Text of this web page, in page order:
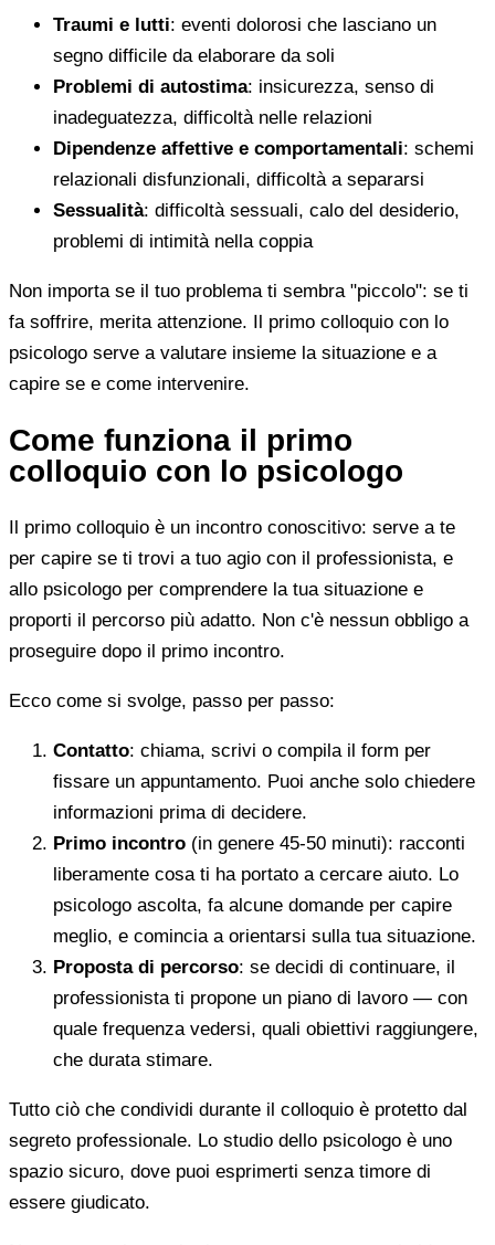
Traumi e lutti: eventi dolorosi che lasciano un
segno difficile da elaborare da soli
Problemi di autostima: insicurezza, senso di
inadeguatezza, difficoltà nelle relazioni
Dipendenze affettive e comportamentali: schemi
relazionali disfunzionali, difficoltà a separarsi
Sessualità: difficoltà sessuali, calo del desiderio,
problemi di intimità nella coppia
Non importa se il tuo problema ti sembra "piccolo": se ti
fa soffrire, merita attenzione. Il primo colloquio con lo
psicologo serve a valutare insieme la situazione e a
capire se e come intervenire.
Come funziona il primo
colloquio con lo psicologo
Il primo colloquio è un incontro conoscitivo: serve a te
per capire se ti trovi a tuo agio con il professionista, e
allo psicologo per comprendere la tua situazione e
proporti il percorso più adatto. Non c'è nessun obbligo a
proseguire dopo il primo incontro.
Ecco come si svolge, passo per passo:
Contatto: chiama, scrivi o compila il form per
fissare un appuntamento. Puoi anche solo chiedere
informazioni prima di decidere.
Primo incontro (in genere 45-50 minuti): racconti
liberamente cosa ti ha portato a cercare aiuto. Lo
psicologo ascolta, fa alcune domande per capire
meglio, e comincia a orientarsi sulla tua situazione.
Proposta di percorso: se decidi di continuare, il
professionista ti propone un piano di lavoro — con
quale frequenza vedersi, quali obiettivi raggiungere,
che durata stimare.
Tutto ciò che condividi durante il colloquio è protetto dal
segreto professionale. Lo studio dello psicologo è uno
spazio sicuro, dove puoi esprimerti senza timore di
essere giudicato.